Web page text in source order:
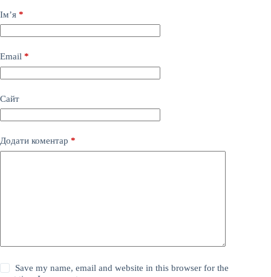
Ім’я *
Email *
Сайт
Додати коментар *
Save my name, email and website in this browser for the